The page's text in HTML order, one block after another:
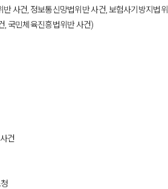
사건, 정보통신망법위반 사건, 보험사기방지법위
, 국민체육진흥법위반 사건)
건